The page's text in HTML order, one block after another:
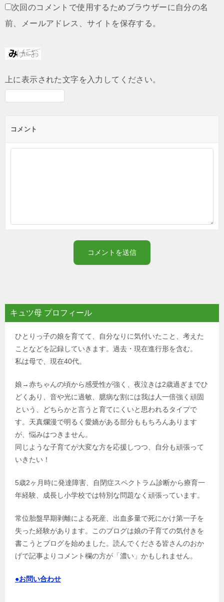
次回のコメントで使用するためブラウザーに自分の名
前、メールアドレス、サイトを保存する。
上に表示された文字を入力してください。
コメント
キュツ母 プロフィール
ひとりっ子の娘を育てて、自分なりに気付いたこと、考えた
ことなどを記録していきます。過去・現在進行形を含む。
私は母で、現在40代。
娘→赤ちゃんの頃から感受性が強く、夜泣きは2歳過ぎまでひ
どくあり、音や光に過敏、臆病な割には我は人一倍強く頑固
という、どちらかと言うと育てにくいと思われるタイプで
す。天真爛漫で明るく愛嬌がある部分ももちろんあります
が、悩みはつきません。
同じような子育てが大変な方を応援しつつ、自分も頑張って
いきたい！
5歳2ヶ月時に発達障害、自閉症スペクトラム診断から療育一
年経験、成長し小学校では特別な問題なく頑張っています。
常位胎盤早期剥離による死産、出血多量で死にかけ第一子を
失った経験があります。このブログは娘の子育ての気付きを
書こうとブログを始めました。読んでくださる皆さんのおか
げで記事よりコメント欄の方が「濃い」かもしれません。
●お問い合わせ